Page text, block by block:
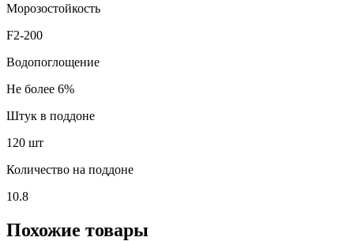
Морозостойкость
F2-200
Водопоглощение
Не более 6%
Штук в поддоне
120 шт
Количество на поддоне
10.8
Похожие товары